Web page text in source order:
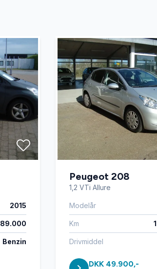
2015
89.000
Benzin
Peugeot 208
1,2 VTi Allure
Modelår
Km
Drivmiddel
DKK 49.900,-